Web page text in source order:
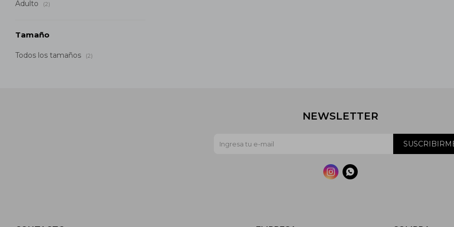
Adulto (2)
Tamaño
Todos los tamaños (2)
NEWSLETTER
 